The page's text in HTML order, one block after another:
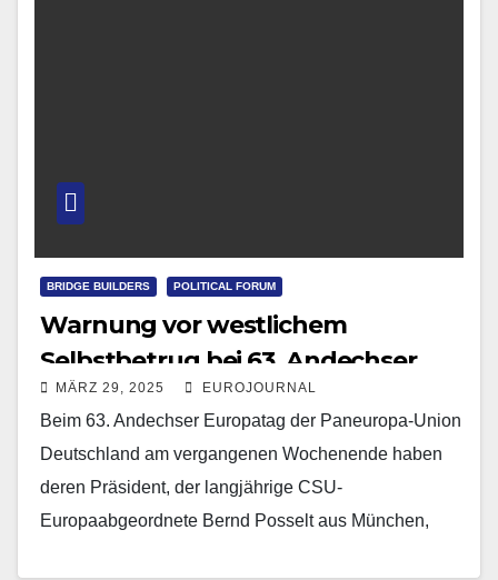
BRIDGE BUILDERS POLITICAL FORUM
Warnung vor westlichem
Selbstbetrug bei 63. Andechser
Europatag der Paneuropa-Union
MÄRZ 29, 2025 EUROJOURNAL
Beim 63. Andechser Europatag der Paneuropa-Union
Deutschland am vergangenen Wochenende haben
deren Präsident, der langjährige CSU-
Europaabgeordnete Bernd Posselt aus München,